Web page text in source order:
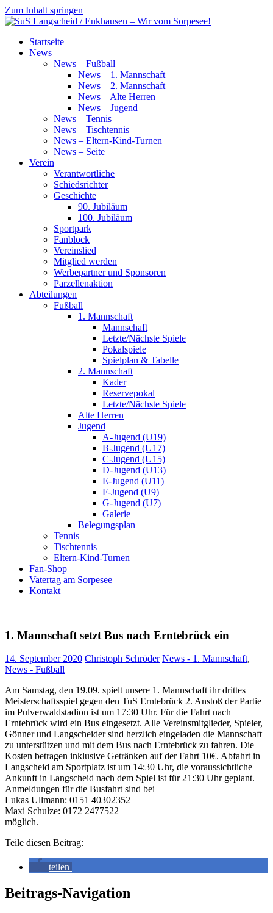
Zum Inhalt springen
SuS
Langscheid
Startseite
News
News – Fußball
News – 1. Mannschaft
News – 2. Mannschaft
News – Alte Herren
News – Jugend
News – Tennis
News – Tischtennis
News – Eltern-Kind-Turnen
News – Seite
Verein
Verantwortliche
Schiedsrichter
Geschichte
90. Jubiläum
100. Jubiläum
Sportpark
Fanblock
Vereinslied
Mitglied werden
Werbepartner und Sponsoren
Parzellenaktion
Abteilungen
Fußball
1. Mannschaft
Mannschaft
Letzte/Nächste Spiele
Pokalspiele
Spielplan & Tabelle
2. Mannschaft
Kader
Reservepokal
Letzte/Nächste Spiele
Alte Herren
Jugend
A-Jugend (U19)
B-Jugend (U17)
C-Jugend (U15)
D-Jugend (U13)
E-Jugend (U11)
F-Jugend (U9)
G-Jugend (U7)
Galerie
Belegungsplan
Tennis
Tischtennis
Eltern-Kind-Turnen
Fan-Shop
Vatertag am Sorpesee
Kontakt
1. Mannschaft setzt Bus nach Erntebrück ein
14. September 2020 Christoph Schröder News - 1. Mannschaft,
News - Fußball
Am Samstag, den 19.09. spielt unsere 1. Mannschaft ihr drittes
Meisterschaftsspiel gegen den TuS Erntebrück 2. Anstoß der Partie
im Pulverwaldstadion ist um 17:30 Uhr. Für die Fahrt nach
Erntebrück wird ein Bus eingesetzt. Alle Vereinsmitglieder, Spieler,
Gönner und Langscheider sind herzlich eingeladen die Mannschaft
zu unterstützen und mit dem Bus nach Erntebrück zu fahren. Die
Kosten betragen inklusive Getränken auf der Fahrt 10€. Abfahrt in
Langscheid am Sportplatz ist um 14:30 Uhr, die voraussichtliche
Ankunft in Langscheid nach dem Spiel ist für 21:30 Uhr geplant.
Anmeldungen für die Busfahrt sind bei
Lukas Ullmann: 0151 40302352
Maxi Schulze: 0172 2477522
möglich.
Teile diesen Beitrag:
teilen
Beitrags-Navigation